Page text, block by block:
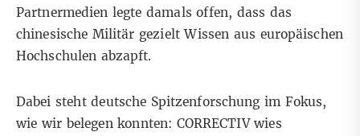
Partnermedien legte damals offen, dass das
chinesische Militär gezielt Wissen aus europäischen
Hochschulen abzapft.
Dabei steht deutsche Spitzenforschung im Fokus,
wie wir belegen konnten: CORRECTIV wies